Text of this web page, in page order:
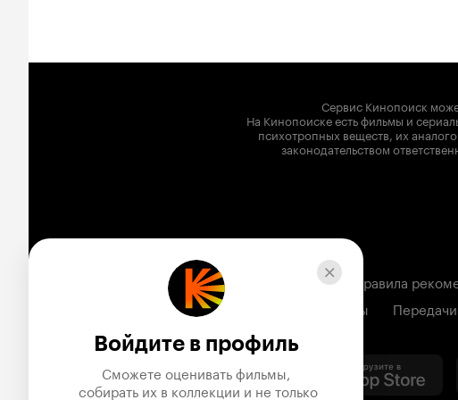
Сервис Кинопоиск
На Кинопоиске есть фильмы и
психотропных веществ, их
законодательством
Реклама Соглашение Правила
Все мультфильмы
Войдите в профиль
Сможете оценивать фильмы,
собирать их в коллекции и не только